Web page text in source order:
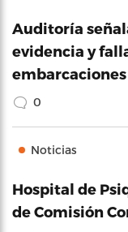
Auditoría
evidencia y
embarcaciones
0
Noticias
Hospital de
de Comisión